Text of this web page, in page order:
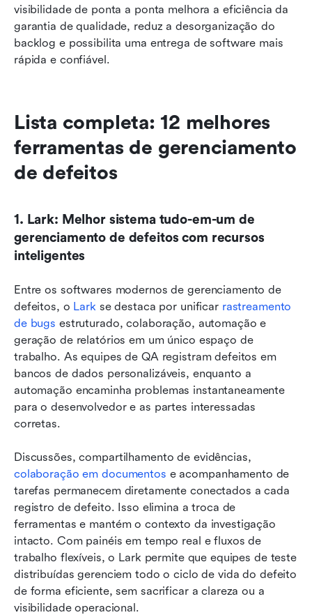
visibilidade de ponta a ponta melhora a eficiência da
garantia de qualidade, reduz a desorganização do
backlog e possibilita uma entrega de software mais
rápida e confiável.
Lista completa: 12 melhores
ferramentas de gerenciamento
de defeitos
1. Lark: Melhor sistema tudo-em-um de
gerenciamento de defeitos com recursos
inteligentes
Entre os softwares modernos de gerenciamento de
defeitos, o Lark se destaca por unificar rastreamento
de bugs estruturado, colaboração, automação e
geração de relatórios em um único espaço de
trabalho. As equipes de QA registram defeitos em
bancos de dados personalizáveis, enquanto a
automação encaminha problemas instantaneamente
para o desenvolvedor e as partes interessadas
corretas.
colaboração em documentos e acompanhamento de
tarefas permanecem diretamente conectados a cada
registro de defeito. Isso elimina a troca de
ferramentas e mantém o contexto da investigação
intacto. Com painéis em tempo real e fluxos de
trabalho flexíveis, o Lark permite que equipes de teste
distribuídas gerenciem todo o ciclo de vida do defeito
de forma eficiente, sem sacrificar a clareza ou a
visibilidade operacional.